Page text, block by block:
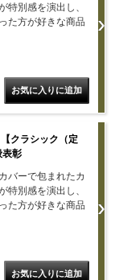
特別感を演出し、
た方が好きな商品
クラシック（定
表彰
バーで包まれたカ
特別感を演出し、
た方が好きな商品